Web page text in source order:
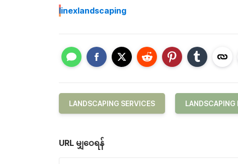
Iinexlandscaping
LANDSCAPING SERVICES LANDSCAPING
URL မျှဝေရန်